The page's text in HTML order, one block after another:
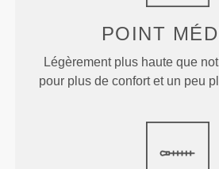
POINT
Légèrement plus haute que
pour plus de confort et un peu